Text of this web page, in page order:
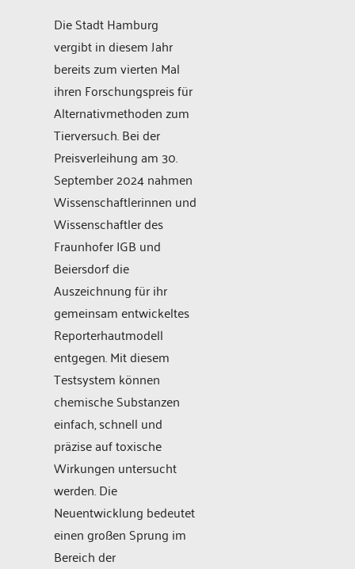
Die Stadt Hamburg
vergibt in diesem Jahr
bereits zum vierten Mal
ihren Forschungspreis für
Alternativmethoden zum
Tierversuch. Bei der
Preisverleihung am 30.
September 2024 nahmen
Wissenschaftlerinnen und
Wissenschaftler des
Fraunhofer IGB und
Beiersdorf die
Auszeichnung für ihr
gemeinsam entwickeltes
Reporterhautmodell
entgegen. Mit diesem
Testsystem können
chemische Substanzen
einfach, schnell und
präzise auf toxische
Wirkungen untersucht
werden. Die
Neuentwicklung bedeutet
einen großen Sprung im
Bereich der